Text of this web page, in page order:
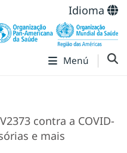
Idioma
Menú
contra a COVID-
e mais